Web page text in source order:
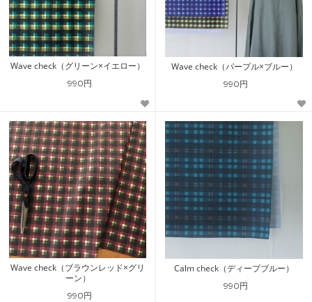
Wave check（グリーン×イエロー）
990円
Wave check（パープル×ブルー）
990円
Wave check（ブラウンレッド×グリ
ーン）
990円
Calm check（ディープブルー）
990円